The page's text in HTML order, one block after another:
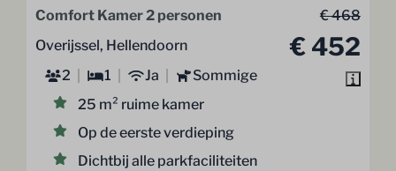
€ 468
€ 452
Comfort Kamer 2 personen
Overijssel, Hellendoorn
2
1 Ja
Sommige
25 m² ruime kamer
Op de eerste verdieping
Dichtbij alle parkfaciliteiten